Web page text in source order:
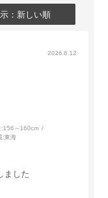
：新しい順
2026.6.12
:156～160cm
:東海
ました